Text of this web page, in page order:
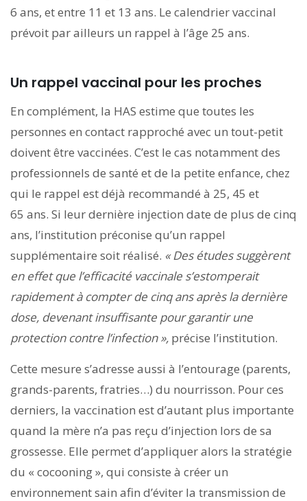
6 ans, et entre 11 et 13 ans. Le calendrier vaccinal
prévoit par ailleurs un rappel à l’âge 25 ans.
Un rappel vaccinal pour les proches
En complément, la HAS estime que toutes les
personnes en contact rapproché avec un tout-petit
doivent être vaccinées. C’est le cas notamment des
professionnels de santé et de la petite enfance, chez
qui le rappel est déjà recommandé à 25, 45 et
65 ans. Si leur dernière injection date de plus de cinq
ans, l’institution préconise qu’un rappel
supplémentaire soit réalisé. «Des études suggèrent
en effet que l’efficacité vaccinale s’estomperait
rapidement à compter de cinq ans après la dernière
dose, devenant insuffisante pour garantir une
protection contre l’infection », précise l’institution.
Cette mesure s’adresse aussi à l’entourage (parents,
grands-parents, fratries…) du nourrisson. Pour ces
derniers, la vaccination est d’autant plus importante
quand la mère n’a pas reçu d’injection lors de sa
grossesse. Elle permet d’appliquer alors la stratégie
du « cocooning », qui consiste à créer un
environnement sain afin d’éviter la transmission de